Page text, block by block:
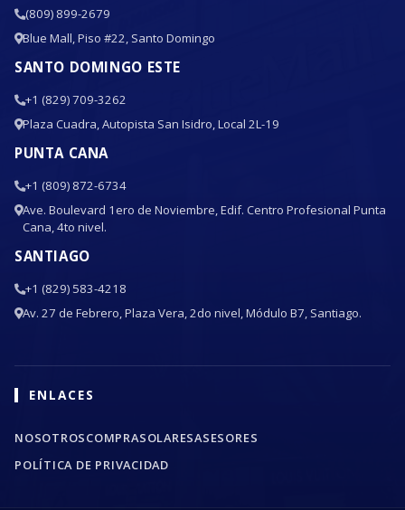
(809) 899-2679
Blue Mall, Piso #22, Santo Domingo
SANTO DOMINGO ESTE
+1 (829) 709-3262
Plaza Cuadra, Autopista San Isidro, Local 2L-19
PUNTA CANA
+1 (809) 872-6734
Ave. Boulevard 1ero de Noviembre, Edif. Centro Profesional Punta
Cana, 4to nivel.
SANTIAGO
+1 (829) 583-4218
Av. 27 de Febrero, Plaza Vera, 2do nivel, Módulo B7, Santiago.
ENLACES
NOSOTROSCOMPRASOLARESASESORES
POLÍTICA DE PRIVACIDAD